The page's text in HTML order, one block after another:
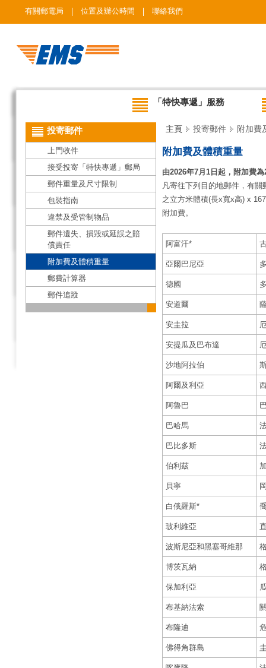
有關郵電局 位置及辦公時間 聯絡我們
「特快專遞」服務
投寄郵件
上門收件
接受投寄「特快專遞」郵局
郵件重量及尺寸限制
包裝指南
違禁及受管制物品
郵件遺失、損毀或延誤之賠
償責任
附加費及體積重量
郵費計算器
郵件追蹤
主頁 投寄郵件 附加費
附加費及體積重量
由2026年7月1日起，附加費
凡寄往下列目的地郵件，有
之立方米體積(長x寬x高) x
附加費。
阿富汗*
亞爾巴尼亞
德國
安道爾
安圭拉
安提瓜及巴布達
沙地阿拉伯
阿爾及利亞
阿魯巴
巴哈馬
巴比多斯
伯利茲
貝寧
白俄羅斯*
玻利維亞
波斯尼亞和黑塞哥維那
博茨瓦納
保加利亞
布基納法索
布隆迪
佛得角群島